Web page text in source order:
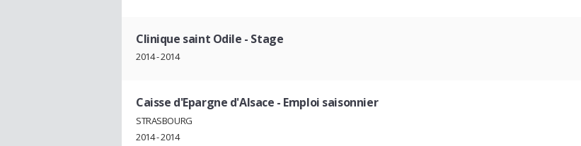
Clinique saint Odile - Stage
2014 - 2014
Caisse d'Epargne d'Alsace - Emploi saisonnier
STRASBOURG
2014 - 2014